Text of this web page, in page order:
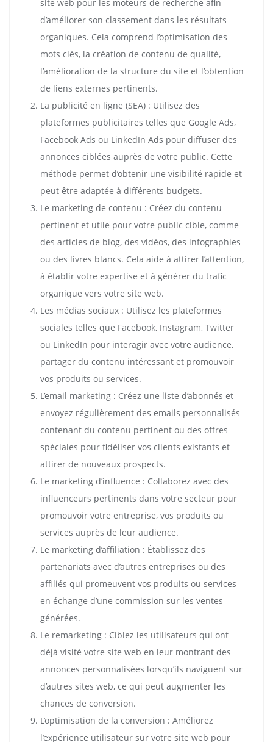
site web pour les moteurs de recherche afin
d’améliorer son classement dans les résultats
organiques. Cela comprend l’optimisation des
mots clés, la création de contenu de qualité,
l’amélioration de la structure du site et l’obtention
de liens externes pertinents.
La publicité en ligne (SEA) : Utilisez des
plateformes publicitaires telles que Google Ads,
Facebook Ads ou LinkedIn Ads pour diffuser des
annonces ciblées auprès de votre public. Cette
méthode permet d’obtenir une visibilité rapide et
peut être adaptée à différents budgets.
Le marketing de contenu : Créez du contenu
pertinent et utile pour votre public cible, comme
des articles de blog, des vidéos, des infographies
ou des livres blancs. Cela aide à attirer l’attention,
à établir votre expertise et à générer du trafic
organique vers votre site web.
Les médias sociaux : Utilisez les plateformes
sociales telles que Facebook, Instagram, Twitter
ou LinkedIn pour interagir avec votre audience,
partager du contenu intéressant et promouvoir
vos produits ou services.
L’email marketing : Créez une liste d’abonnés et
envoyez régulièrement des emails personnalisés
contenant du contenu pertinent ou des offres
spéciales pour fidéliser vos clients existants et
attirer de nouveaux prospects.
Le marketing d’influence : Collaborez avec des
influenceurs pertinents dans votre secteur pour
promouvoir votre entreprise, vos produits ou
services auprès de leur audience.
Le marketing d’affiliation : Établissez des
partenariats avec d’autres entreprises ou des
affiliés qui promeuvent vos produits ou services
en échange d’une commission sur les ventes
générées.
Le remarketing : Ciblez les utilisateurs qui ont
déjà visité votre site web en leur montrant des
annonces personnalisées lorsqu’ils naviguent sur
d’autres sites web, ce qui peut augmenter les
chances de conversion.
L’optimisation de la conversion : Améliorez
l’expérience utilisateur sur votre site web pour